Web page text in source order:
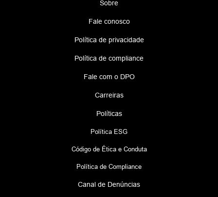
Sobre
Fale conosco
Política de privacidade
Política de compliance
Fale com o DPO
Carreiras
Políticas
Política ESG
Código de Ética e Conduta
Política de Compliance
Canal de Denúncias